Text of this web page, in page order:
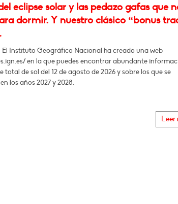
eclipse solar y las pedazo gafas que
dormir. Y nuestro clásico “bonus
El Instituto Geográfico Nacional ha creado una web
en la que puedes encontrar abundante
total de sol del 12 de agosto de 2026 y sobre los que se
los años 2027 y 2028.
Leer